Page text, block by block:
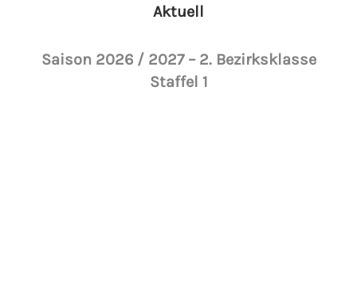
Aktuell
Saison 2026 / 2027 – 2. Bezirksklasse
Staffel 1